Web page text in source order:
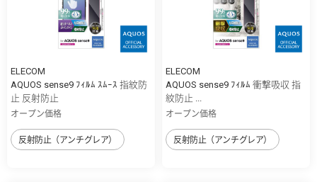
ELECOM
AQUOS sense9 ﾌｨﾙﾑ ｽﾑｰｽ 指紋防
止 反射防止
オープン価格
反射防止（アンチグレア）
ELECOM
AQUOS sense9 ﾌｨﾙﾑ 衝撃吸収 指
紋防止 ...
オープン価格
反射防止（アンチグレア）